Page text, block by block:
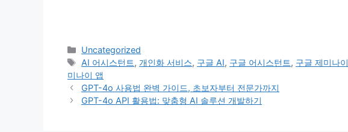
카
테
고
리
Uncategorized
태
그
AI 어시스턴트, 개인화 서비스, 구글 AI, 구글 어시스턴트, 구글 제미나이
미나이 앱
GPT-4o 사용법 완벽 가이드, 초보자부터 전문가까지
GPT-4o API 활용법: 맞춤형 AI 솔루션 개발하기